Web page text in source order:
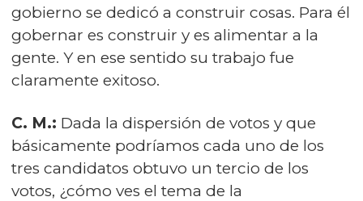
gobierno se dedicó a construir cosas. Para él
gobernar es construir y es alimentar a la
gente. Y en ese sentido su trabajo fue
claramente exitoso.
C. M.: Dada la dispersión de votos y que
básicamente podríamos cada uno de los
tres candidatos obtuvo un tercio de los
votos, ¿cómo ves el tema de la